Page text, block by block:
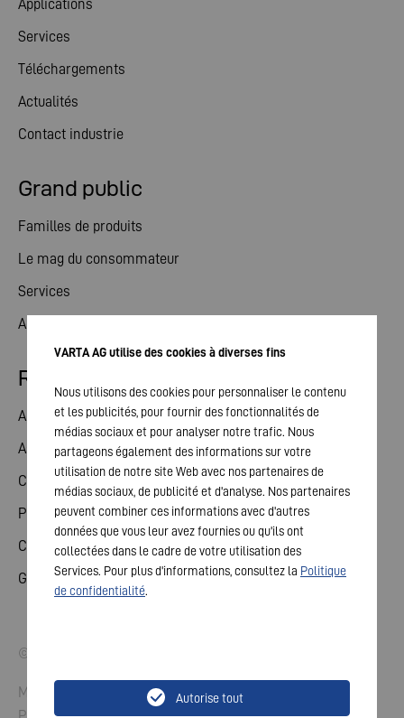
Grand public
Familles de produits
Le mag du consommateur
Services
Actualités
Applications
Services
Téléchargements
Actualités
Contact industrie
Relations avec les investisseurs
Action
Assemblée générale
Calendrier financier
Publications
Contact investisseurs
Gouvernement d'entreprise
© 2026 VARTA AG. Tous droits réservés.
Mentions légales
VARTA AG utilise des cookies à diverses fins
Nous utilisons des cookies pour personnaliser le contenu
et les publicités, pour fournir des fonctionnalités de
médias sociaux et pour analyser notre trafic. Nous
partageons également des informations sur votre
utilisation de notre site Web avec nos partenaires de
médias sociaux, de publicité et d'analyse. Nos partenaires
peuvent combiner ces informations avec d'autres
données que vous leur avez fournies ou qu'ils ont
collectées dans le cadre de votre utilisation des
Services. Pour plus d'informations, consultez la Politique
de confidentialité.
Autorise tout